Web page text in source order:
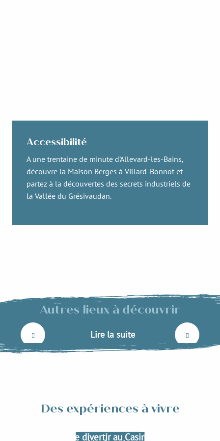
Accessibilité
A une trentaine de minute d’Allevard-les-Bains,
découvre la Maison Berges à Villard-Bonnot et
partez à la découvertes des secrets industriels de
la Vallée du Grésivaudan.
Autres lieux à découvrir
La ferme de la Grangette
Lire la suite
Des expériences à vivre
Manger des produits locaux
Se divertir au Casino